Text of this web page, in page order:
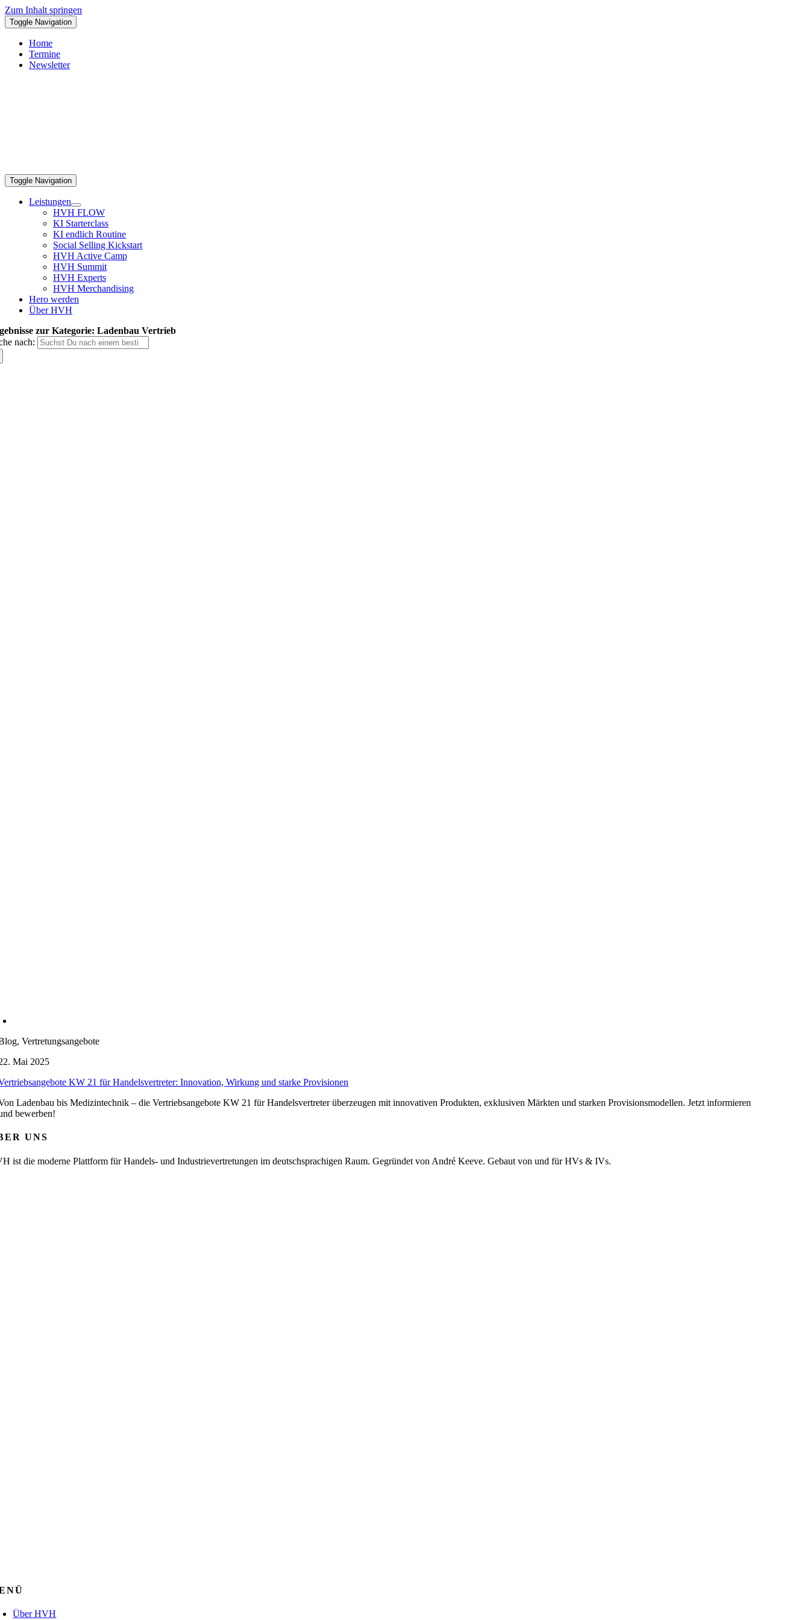
Zum Inhalt springen
Toggle Navigation
Home
Termine
Newsletter
Toggle Navigation
Leistungen
HVH FLOW
KI Starterclass
KI endlich Routine
Social Selling Kickstart
HVH Active Camp
HVH Summit
HVH Experts
HVH Merchandising
Hero werden
Über HVH
zur Kategorie: Ladenbau Vertrieb
nach:
Vertretungsangebote
Mai 2025
KW 21 für Handelsvertreter: Innovation, Wirkung und starke Provisionen
Ladenbau bis Medizintechnik – die Vertriebsangebote KW 21 für Handelsvertreter überzeugen mit innovativen Produkten, exklusiven Märkten und starken Provisionsmodellen. Jetzt informieren
bewerben!
UNS
ist die moderne Plattform für Handels- und Industrievertretungen im deutschsprachigen Raum. Gegründet von André Keeve. Gebaut von und für HVs & IVs.
Über HVH